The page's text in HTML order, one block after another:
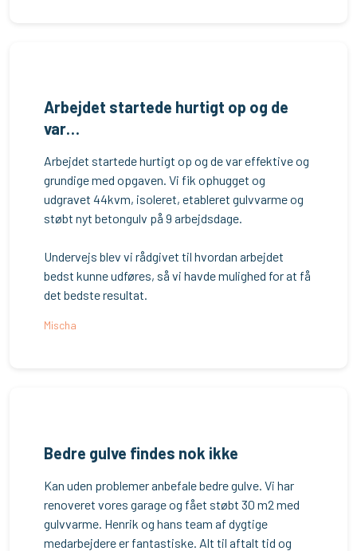
Arbejdet startede hurtigt op og de
var…
Arbejdet startede hurtigt op og de var effektive og
grundige med opgaven. Vi fik ophugget og
udgravet 44kvm, isoleret, etableret gulvvarme og
støbt nyt betongulv på 9 arbejdsdage.
Undervejs blev vi rådgivet til hvordan arbejdet
bedst kunne udføres, så vi havde mulighed for at få
det bedste resultat.
Mischa
Bedre gulve findes nok ikke
Kan uden problemer anbefale bedre gulve. Vi har
renoveret vores garage og fået støbt 30 m2 med
gulvvarme. Henrik og hans team af dygtige
medarbejdere er fantastiske. Alt til aftalt tid og